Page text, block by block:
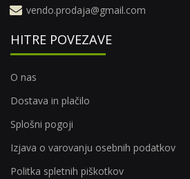
vendo.prodaja@gmail.com
HITRE POVEZAVE
O nas
Dostava in plačilo
Splošni pogoji
Izjava o varovanju osebnih podatkov
Politka spletnih piškotkov